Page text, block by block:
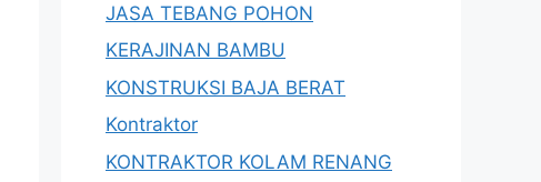
JASA TEBANG POHON
KERAJINAN BAMBU
KONSTRUKSI BAJA BERAT
Kontraktor
KONTRAKTOR KOLAM RENANG